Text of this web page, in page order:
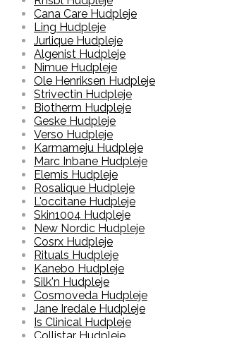
Cana Care Hudpleje
Ling Hudpleje
Jurlique Hudpleje
Algenist Hudpleje
Nimue Hudpleje
Ole Henriksen Hudpleje
Strivectin Hudpleje
Biotherm Hudpleje
Geske Hudpleje
Verso Hudpleje
Karmameju Hudpleje
Marc Inbane Hudpleje
Elemis Hudpleje
Rosalique Hudpleje
L'occitane Hudpleje
Skin1004 Hudpleje
New Nordic Hudpleje
Cosrx Hudpleje
Rituals Hudpleje
Kanebo Hudpleje
Silk'n Hudpleje
Cosmoveda Hudpleje
Jane Iredale Hudpleje
Is Clinical Hudpleje